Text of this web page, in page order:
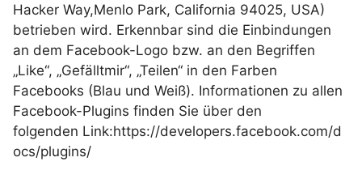
Hacker Way,Menlo Park, California 94025, USA)
betrieben wird. Erkennbar sind die Einbindungen
an dem Facebook-Logo bzw. an den Begriffen
„Like“, „Gefälltmir“, „Teilen“ in den Farben
Facebooks (Blau und Weiß). Informationen zu allen
Facebook-Plugins finden Sie über den
folgenden Link:https://developers.facebook.com/d
ocs/plugins/